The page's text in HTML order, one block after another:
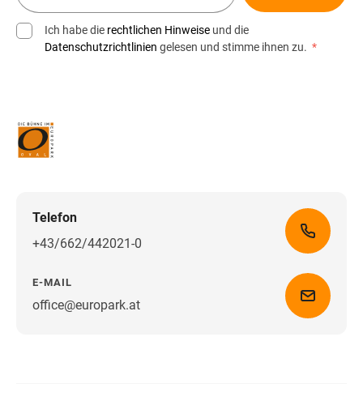
Ich habe die rechtlichen Hinweise und die
Datenschutzrichtlinien gelesen und stimme ihnen zu. *
Telefon
+43/662/442021-0
E-MAIL
office@europark.atWegbeschreibung erhalten